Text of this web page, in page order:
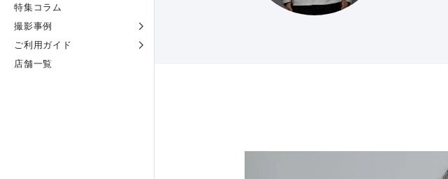
特集コラム
撮影事例
ご利用ガイド
店舗一覧